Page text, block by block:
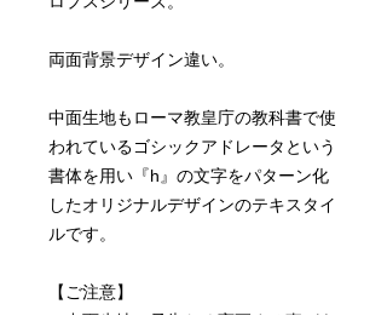
両面背景デザイン違い。
中面生地もローマ教皇庁の教科書で使
われているゴシックアドレータという
書体を用い『h』の文字をパターン化
したオリジナルデザインのテキスタイ
ルです。
【ご注意】
中面生地は予告なく変更する事があ